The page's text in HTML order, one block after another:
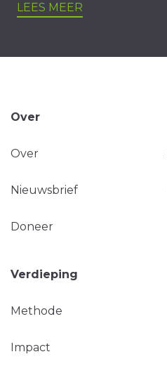
LEES MEER
Over
Over
Nieuwsbrief
Doneer
Verdieping
Methode
Impact